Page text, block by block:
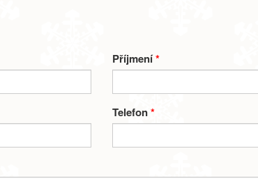
Příjmení*
Telefon*